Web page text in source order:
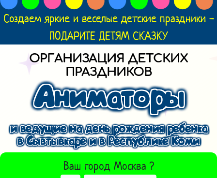
Создаем яркие и веселые детские праздники -
ПОДАРИТЕ ДЕТЯМ СКАЗКУ
ОРГАНИЗАЦИЯ ДЕТСКИХ
ПРАЗДНИКОВ
Аниматоры
и ведущие на день рождения ребенка
в Сывтывкаре и в Республике Коми
Ваш город Москва ?
ВЫБРАТЬ ДРУГОЙ ГОРОД